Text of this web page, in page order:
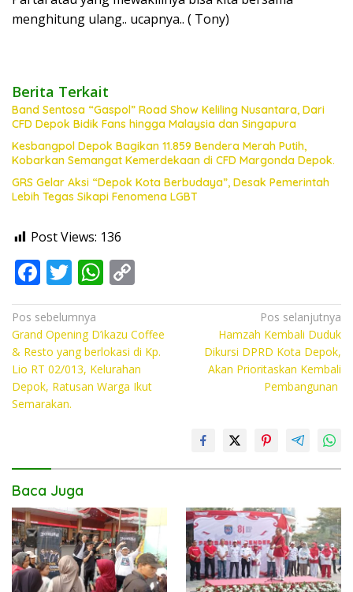
menghitung ulang.. ucapnya.. ( Tony)
Berita Terkait
Band Sentosa “Gaspol” Road Show Keliling Nusantara, Dari
CFD Depok Bidik Fans hingga Malaysia dan Singapura
Kesbangpol Depok Bagikan 11.859 Bendera Merah Putih,
Kobarkan Semangat Kemerdekaan di CFD Margonda Depok.
GRS Gelar Aksi “Depok Kota Berbudaya”, Desak Pemerintah
Lebih Tegas Sikapi Fenomena LGBT
Post Views: 136
F
ac
e
b
o
o
T
w
itt
er
W
h
at
s
A
p
o
p
y
Li
n
Navigasi
pos
Pos sebelumnya
Grand Opening D’ikazu Coffee
& Resto yang berlokasi di Kp.
Lio RT 02/013, Kelurahan
Depok, Ratusan Warga Ikut
Semarakan.
Pos selanjutnya
Hamzah Kembali Duduk
Dikursi DPRD Kota Depok,
Akan Prioritaskan Kembali
Pembangunan
Baca Juga